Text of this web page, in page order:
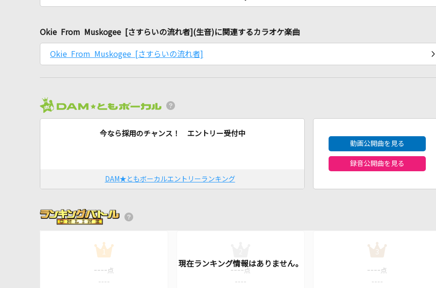
Okie From Muskogee [さすらいの流れ者](生音)に関連するカラオケ楽曲
Okie From Muskogee [さすらいの流れ者]
今なら採用のチャンス！ エントリー受付中
DAM★ともボーカルエントリーランキング
動画公開曲を見る
録音公開曲を見る
1
---- 点
----
---- 点
----
3
---- 点
----